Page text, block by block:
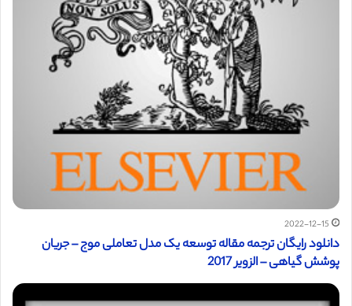
2022-12-15
دانلود رایگان ترجمه مقاله توسعه یک مدل تعاملی موج – جریان
پوشش گیاهی – الزویر 2017